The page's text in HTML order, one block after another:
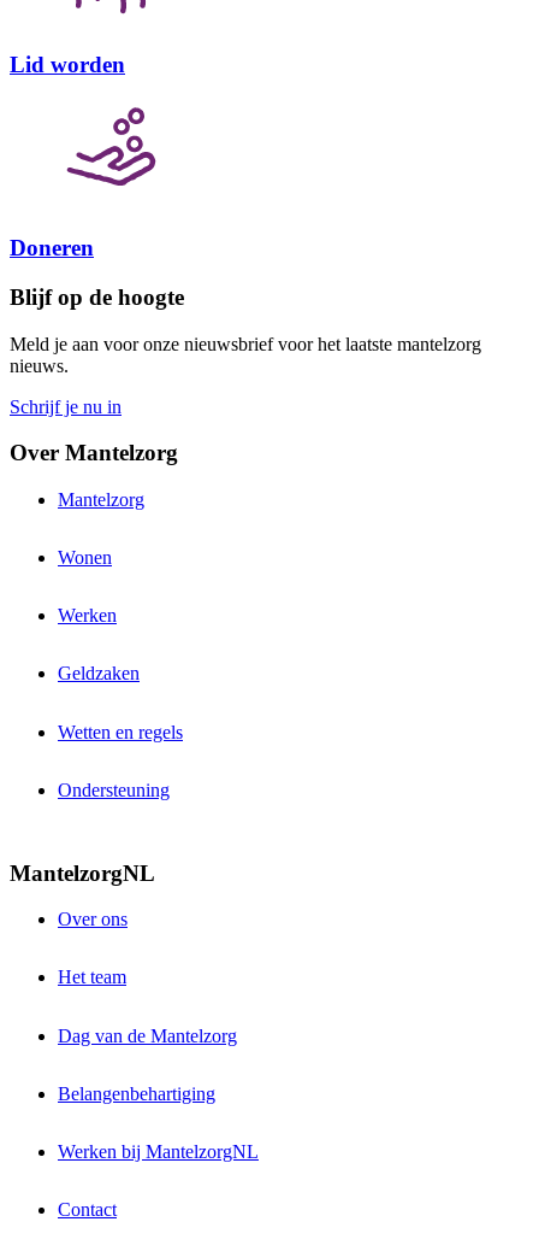
Lid worden
Doneren
Blijf op de hoogte
Meld je aan voor onze nieuwsbrief voor het laatste mantelzorg
nieuws.
Schrijf je nu in
Over Mantelzorg
Mantelzorg
Wonen
Werken
Geldzaken
Wetten en regels
Ondersteuning
MantelzorgNL
Over ons
Het team
Dag van de Mantelzorg
Belangenbehartiging
Werken bij MantelzorgNL
Contact